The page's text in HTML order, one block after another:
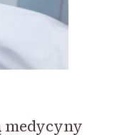
medycyny